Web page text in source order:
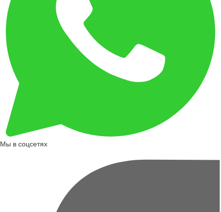
Мы в соцсетях